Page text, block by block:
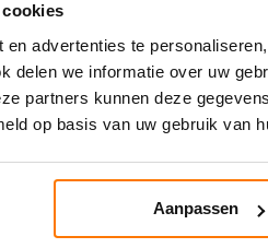
advertenties te
delen we informatie over uw
partners kunnen deze
op basis van uw gebruik van
Aanpassen
Afwerking:
Het koord kan ook op
voorzien van lussen en
Gerelateerde